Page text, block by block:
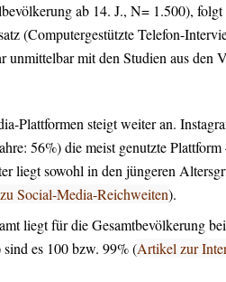
ab 14. J., N= 1.500),
(Computergestützte Telefon-
mit den Studien aus den
Plattformen steigt weiter an.
56%) die meist genutzte Plattform
liegt sowohl in den jüngeren
Social-Media-Reichweiten).
liegt für die Gesamtbevölkerung
es 100 bzw. 99% (Artikel zur